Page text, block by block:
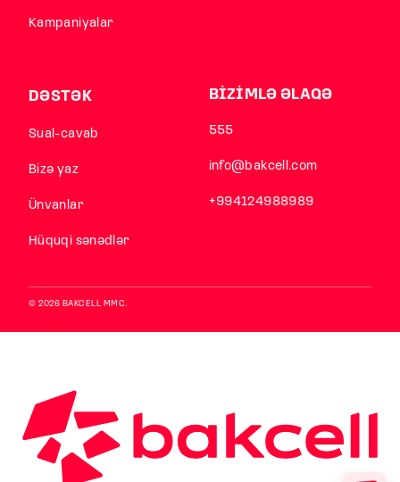
Kampaniyalar
DƏSTƏK
Sual-cavab
Bizə yaz
Ünvanlar
Hüquqi sənədlər
BİZİMLƏ ƏLAQƏ
555
info@bakcell.com
+994124988989
© 2026 BAKCELL MMC.